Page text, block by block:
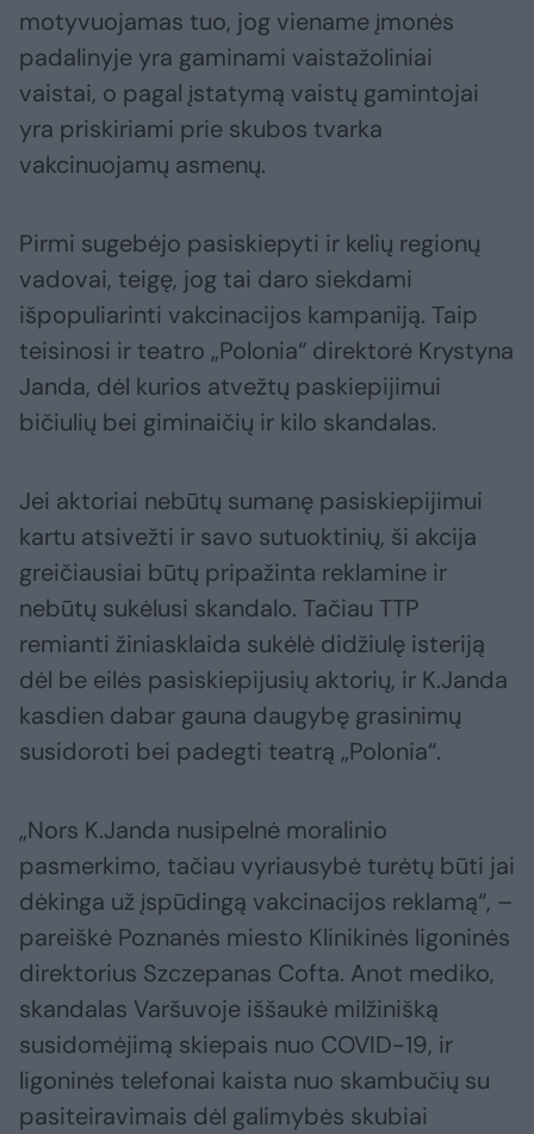
motyvuojamas tuo, jog viename įmonės
padalinyje yra gaminami vaistažoliniai
vaistai, o pagal įstatymą vaistų gamintojai
yra priskiriami prie skubos tvarka
vakcinuojamų asmenų.
Pirmi sugebėjo pasiskiepyti ir kelių regionų
vadovai, teigę, jog tai daro siekdami
išpopuliarinti vakcinacijos kampaniją. Taip
teisinosi ir teatro „Polonia“ direktorė Krystyna
Janda, dėl kurios atvežtų paskiepijimui
bičiulių bei giminaičių ir kilo skandalas.
Jei aktoriai nebūtų sumanę pasiskiepijimui
kartu atsivežti ir savo sutuoktinių, ši akcija
greičiausiai būtų pripažinta reklamine ir
nebūtų sukėlusi skandalo. Tačiau TTP
remianti žiniasklaida sukėlė didžiulę isteriją
dėl be eilės pasiskiepijusių aktorių, ir K.Janda
kasdien dabar gauna daugybę grasinimų
susidoroti bei padegti teatrą „Polonia“.
„Nors K.Janda nusipelnė moralinio
pasmerkimo, tačiau vyriausybė turėtų būti jai
dėkinga už įspūdingą vakcinacijos reklamą“, –
pareiškė Poznanės miesto Klinikinės ligoninės
direktorius Szczepanas Cofta. Anot mediko,
skandalas Varšuvoje iššaukė milžinišką
susidomėjimą skiepais nuo COVID-19, ir
ligoninės telefonai kaista nuo skambučių su
pasiteiravimais dėl galimybės skubiai